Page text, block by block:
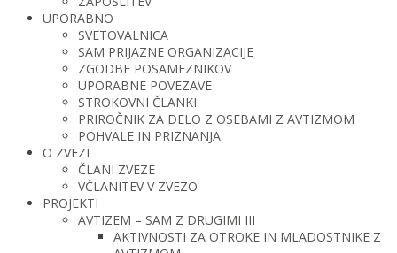
UPORABNO
SVETOVALNICA
SAM PRIJAZNE ORGANIZACIJE
ZGODBE POSAMEZNIKOV
UPORABNE POVEZAVE
STROKOVNI ČLANKI
PRIROČNIK ZA DELO Z OSEBAMI Z AVTIZMOM
POHVALE IN PRIZNANJA
O ZVEZI
ČLANI ZVEZE
VČLANITEV V ZVEZO
PROJEKTI
AVTIZEM – SAM Z DRUGIMI III
AKTIVNOSTI ZA OTROKE IN MLADOSTNIKE Z